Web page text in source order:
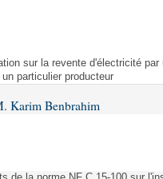
sur la revente d'électricité
particulier producteur
Karim Benbrahim